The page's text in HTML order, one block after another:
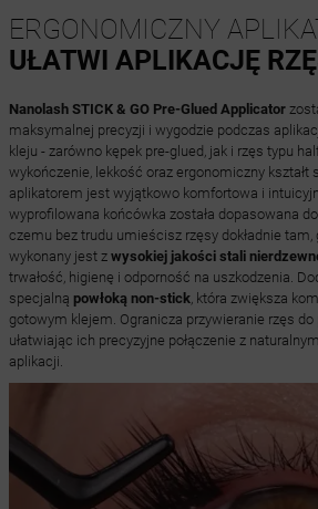
ERGONOMICZNY
UŁATWI APLIKACJĘ
Nanolash STICK & GO Pre-Glued Applicator
maksymalnej precyzji i wygodzie podczas
kleju - zarówno kępek pre-glued, jak i rzęs typu
wykończenie, lekkość oraz ergonomiczny kształt
aplikatorem jest wyjątkowo komfortowa i
wyprofilowana końcówka została dopasowana
czemu bez trudu umieścisz rzęsy dokładnie
wykonany jest z wysokiej jakości stali
trwałość, higienę i odporność na uszkodzenia.
specjalną powłoką non-stick, która zwiększa
gotowym klejem. Ogranicza przywieranie rzęs do
ułatwiając ich precyzyjne połączenie z
aplikacji.